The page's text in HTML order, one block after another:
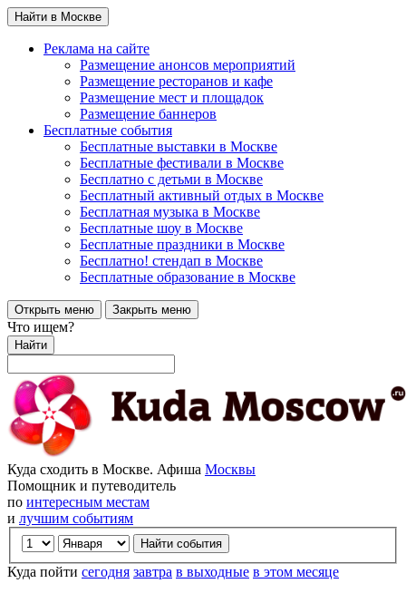
Найти в Москве
Реклама на сайте
Размещение анонсов мероприятий
Размещение ресторанов и кафе
Размещение мест и площадок
Размещение баннеров
Бесплатные события
Бесплатные выставки в Москве
Бесплатные фестивали в Москве
Бесплатно с детьми в Москве
Бесплатный активный отдых в Москве
Бесплатная музыка в Москве
Бесплатные шоу в Москве
Бесплатные праздники в Москве
Бесплатно! стендап в Москве
Бесплатные образование в Москве
Открыть меню Закрыть меню
Что ищем?
Найти
Куда сходить в Москве. Афиша Москвы
Помощник и путеводитель
по интересным местам
и лучшим событиям
Куда пойти сегодня завтра в выходные в этом месяце